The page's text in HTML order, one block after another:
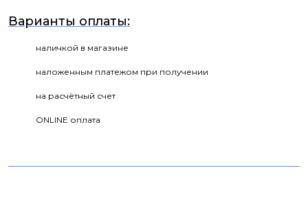
Варианты оплаты:
наличкой в магазине
наложенным платежом при получении
на расчётный счет
ONLINE оплата